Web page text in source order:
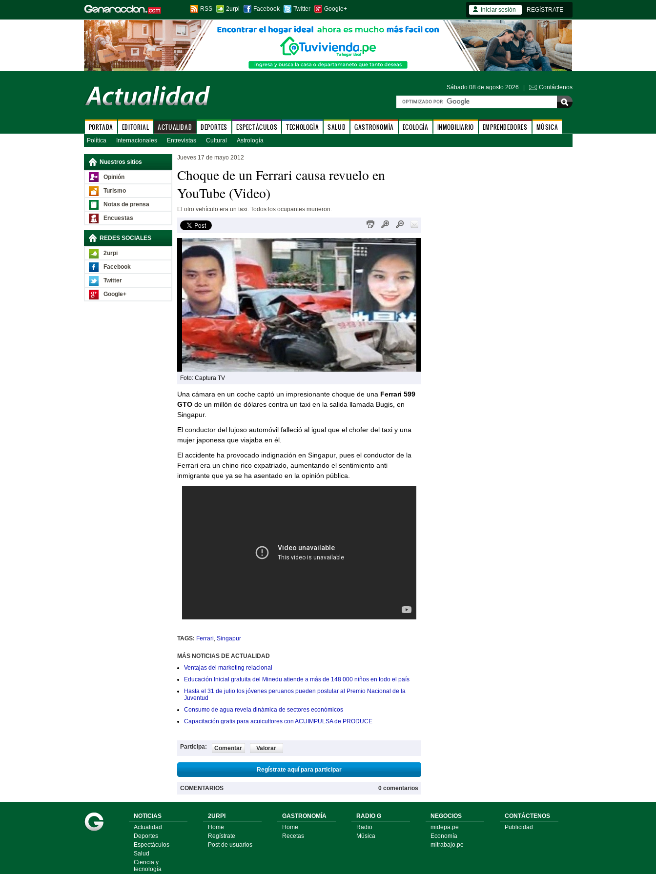
RSS 2urpi Facebook Twitter Google+ Iniciar sesión REGÍSTRATE
Sábado 08 de agosto 2026 | Contáctenos
PORTADA EDITORIAL ACTUALIDAD DEPORTES ESPECTÁCULOS TECNOLOGÍA SALUD GASTRONOMÍA ECOLOGÍA INMOBILIARIO EMPRENDEDORES MÚSICA
Política Internacionales Entrevistas Cultural Astrología
Nuestros sitios
Opinión
Turismo
Notas de prensa
Encuestas
REDES SOCIALES
2urpi
Facebook
Twitter
Google+
Jueves 17 de mayo 2012
Choque de un Ferrari causa revuelo en
YouTube (Video)
El otro vehículo era un taxi. Todos los ocupantes murieron.
Foto: Captura TV
Una cámara en un coche captó un impresionante choque de una Ferrari 599
GTOde un millón de dólares contra un taxi en la salida llamada Bugis, en
Singapur.
El conductor del lujoso automóvil falleció al igual que el chofer del taxi y una
mujer japonesa que viajaba en él.
El accidente ha provocado indignación en Singapur, pues el conductor de la
Ferrari era un chino rico expatriado, aumentando el sentimiento anti
inmigrante que ya se ha asentado en la opinión pública.
TAGS: Ferrari, Singapur
MÁS NOTICIAS DE ACTUALIDAD
Ventajas del marketing relacional
Educación Inicial gratuita del Minedu atiende a más de 148 000 niños en todo el país
Hasta el 31 de julio los jóvenes peruanos pueden postular al Premio Nacional de la
Juventud
Consumo de agua revela dinámica de sectores económicos
Capacitación gratis para acuicultores con ACUIMPULSA de PRODUCE
Participa: Comentar Valorar
Regístrate aquí para participar
COMENTARIOS 0 comentarios
NOTICIAS
Actualidad
Deportes
Espectáculos
Salud
Ciencia y
tecnología
2URPI
Home
Regístrate
Post de usuarios
GASTRONOMÍA
Home
Recetas
RADIO G
Radio
Música
NEGOCIOS
midepa.pe
Economía
mitrabajo.pe
CONTÁCTENOS
Publicidad